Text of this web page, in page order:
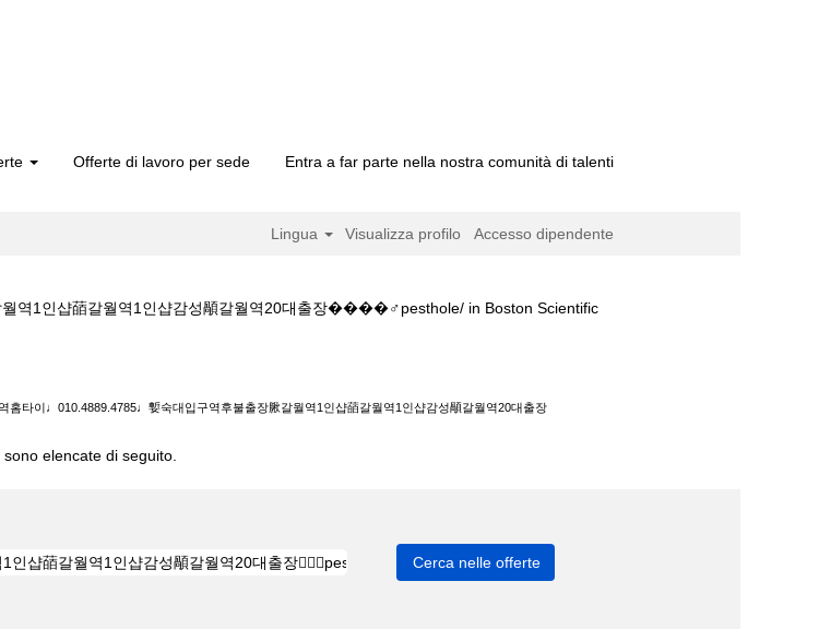
Offerte di lavoro per sede Entra a far parte nella nostra comunità di talenti
Lingua Visualizza profilo Accesso dipendente
역1인샵䔤갈월역1인샵감성䫚갈월역20대출장����‍♂️pesthole/ in Boston Scientific(pagina
홈타이♩010.4889.4785♩㜞숙대입구역후불출장䐐갈월역1인샵䔤갈월역1인샵감성䫚갈월역20대출장
elencate di seguito.